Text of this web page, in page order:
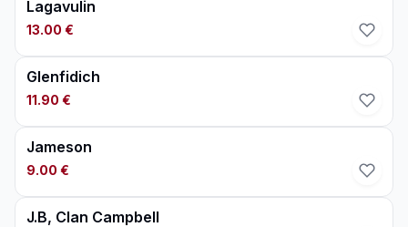
Lagavulin
13.00 €
Glenfidich
11.90 €
Jameson
9.00 €
J.B, Clan Campbell